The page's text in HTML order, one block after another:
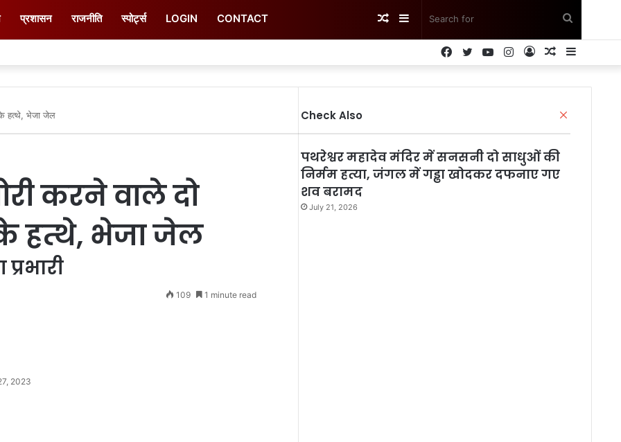
प्रशासन राजनीति स्पोर्ट्स LOGIN CONTACT
for
Sidebar
Random
Sidebar
Random
Log
Instagram
YouTube
Twitter
Facebook
के हत्थे, भेजा जेल
करने वाले दो
हत्थे, भेजा जेल
2023
109 1 minute read
Check Also
पथरेश्वर महादेव मंदिर में सनसनी दो साधुओं की
निर्मम हत्या, जंगल में गड्ढा खोदकर दफनाए गए
शव बरामद
July 21, 2026